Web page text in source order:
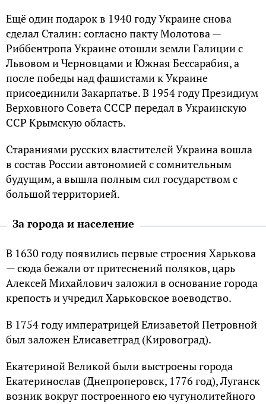
Ещё один подарок в 1940 году Украине снова
сделал Сталин: согласно пакту Молотова —
Риббентропа Украине отошли земли Галиции с
Львовом и Черновцами и Южная Бессарабия, а
после победы над фашистами к Украине
присоединили Закарпатье. В 1954 году Президиум
Верховного Совета СССР передал в Украинскую
ССР Крымскую область.
Стараниями русских властителей Украина вошла
в состав России автономией с сомнительным
будущим, а вышла полным сил государством с
большой территорией.
За города и население
В 1630 году появились первые строения Харькова
— сюда бежали от притеснений поляков, царь
Алексей Михайлович заложил в основание города
крепость и учредил Харьковское воеводство.
В 1754 году императрицей Елизаветой Петровной
был заложен Елисаветград (Кировоград).
Екатериной Великой были выстроены города
Екатеринослав (Днепроперовск, 1776 год), Луганск
возник вокруг построенного ею чугунолитейного